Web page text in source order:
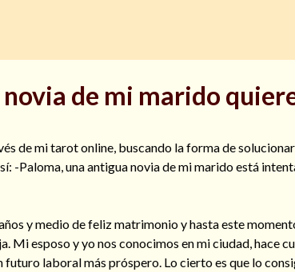
de mi marido
de mi tarot online, buscando la forma de
-Paloma, una antigua novia de mi marido está
y medio de feliz matrimonio y hasta este
Mi esposo y yo nos conocimos en mi ciudad, hace
laboral más próspero. Lo cierto es que lo